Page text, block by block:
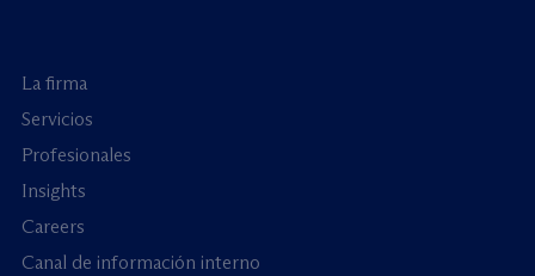
La firma
Servicios
Profesionales
Insights
Careers
Canal de información interno